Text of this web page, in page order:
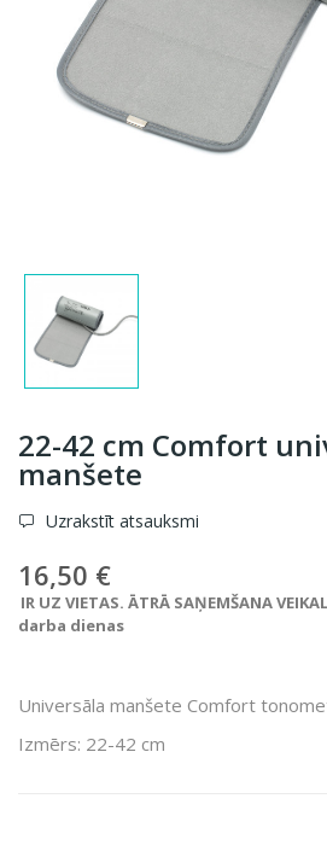
22-42 cm Comfort
manšete
Uzrakstīt atsauksmi
16,50 €
IR UZ VIETAS. ĀTRĀ SAŅEMŠANA
darba dienas
Universāla manšete Comfort
Izmērs: 22-42 cm